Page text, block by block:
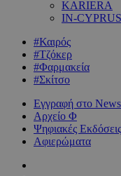
KARIERA
IN-
#Καιρός
#Τζόκερ
#Φαρμακεία
#Σκίτσο
Εγγραφή στο
Αρχείο Φ
Ψηφιακές Εκδόσεις
Αφιερώματα